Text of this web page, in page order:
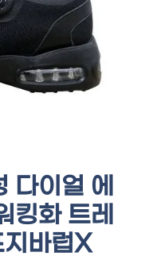
다이얼 에
킹화 트레
바럽X